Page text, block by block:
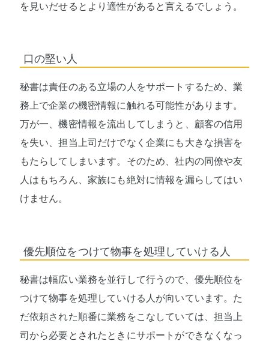
を見いだせるとより適性があると言えるでしょう。
口の堅い人
秘書は責任のある立場の人をサポートするため、業
務上で企業の機密情報に触れる可能性があります。
万が一、機密情報を流出してしまうと、顧客の信用
を失い、担当上司だけでなく企業にも大きな損害を
もたらしてしまいます。そのため、社内の同僚や友
人はもちろん、家族にも絶対に情報を漏らしてはい
けません。
優先順位をつけて物事を処理していける人
秘書は幅広い業務を並行して行うので、優先順位を
つけて物事を処理していける人が向いています。た
だ依頼された順番に業務をこなしていては、担当上
司から必要とされたときにサポートができなくなっ